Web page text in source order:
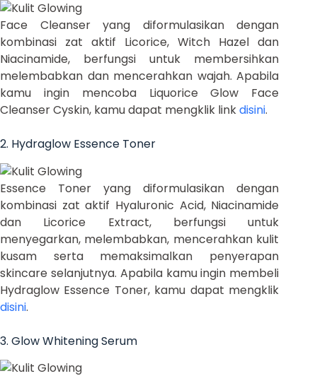
Face Cleanser yang diformulasikan dengan
kombinasi zat aktif Licorice, Witch Hazel dan
Niacinamide, berfungsi untuk membersihkan
melembabkan dan mencerahkan wajah. Apabila
kamu ingin mencoba Liquorice Glow Face
Cleanser Cyskin, kamu dapat mengklik linkdisini.
2. Hydraglow Essence Toner
Essence Toner yang diformulasikan dengan
kombinasi zat aktif Hyaluronic Acid, Niacinamide
dan Licorice Extract, berfungsi untuk
menyegarkan, melembabkan, mencerahkan kulit
kusam serta memaksimalkan penyerapan
skincare selanjutnya. Apabila kamu ingin membeli
Hydraglow Essence Toner, kamu dapat mengklik
disini.
3. Glow Whitening Serum